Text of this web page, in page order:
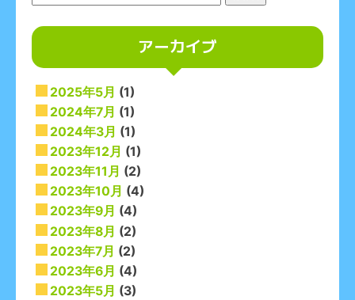
索:
アーカイブ
2025年5月 (1)
2024年7月 (1)
2024年3月 (1)
2023年12月 (1)
2023年11月 (2)
2023年10月 (4)
2023年9月 (4)
2023年8月 (2)
2023年7月 (2)
2023年6月 (4)
2023年5月 (3)